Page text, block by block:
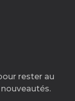
rester au